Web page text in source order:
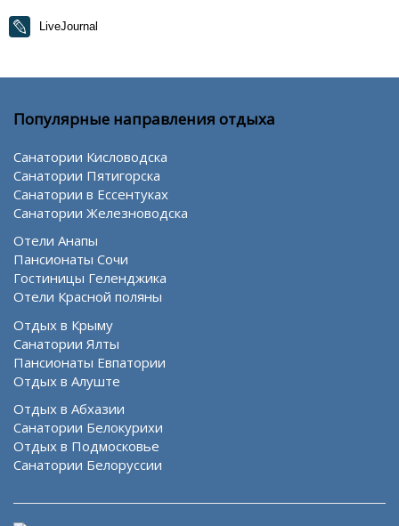
LiveJournal
Популярные направления отдыха
Санатории Кисловодска
Санатории Пятигорска
Санатории в Ессентуках
Санатории Железноводска
Отели Анапы
Пансионаты Сочи
Гостиницы Геленджика
Отели Красной поляны
Отдых в Крыму
Санатории Ялты
Пансионаты Евпатории
Отдых в Алуште
Отдых в Абхазии
Санатории Белокурихи
Отдых в Подмосковье
Санатории Белоруссии